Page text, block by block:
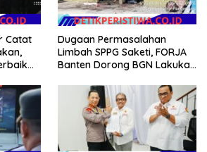
Catat
Dugaan Permasalahan
Limbah SPPG Saketi, FORJA
Banten Dorong BGN Lakukan